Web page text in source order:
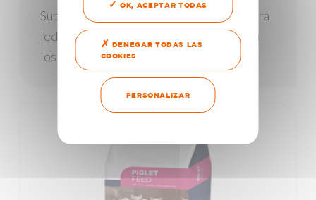
Super Crousty es un alimento premium para
lechones, desde los 10 días de edad hasta
los 7 kg.
OK, ACEPTAR TODAS
DENEGAR TODAS LAS
COOKIES
PERSONALIZAR